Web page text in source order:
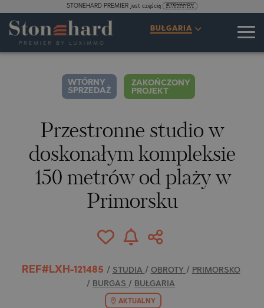
SPECYFIKACJE OPIS MAPA GALERIA
CENY
ZAPYTANIE
STONEHARD PREMIER jest częścią
BUŁGARIA
WTÓRNY
SPRZEDAŻ
ZAKOŃCZONY
PROJEKT
Przestronne studio w
doskonałym kompleksie
150 metrów od plaży w
Primorsku
REF#LXH-121485 / STUDIA / OBROTY / PRIMORSKO
/ BURGAS / BUŁGARIA
AKTUALNY